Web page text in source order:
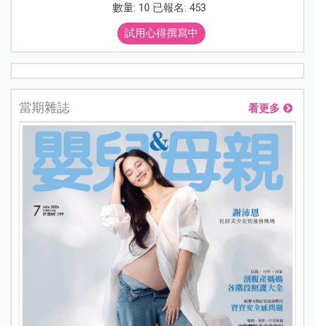
數量: 10 已報名: 453
試用心得撰寫中
當期雜誌 看更多